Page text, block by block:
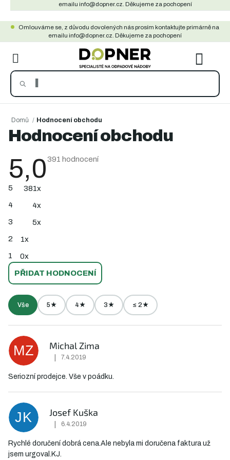
obsah
emailu info@dopner.cz. Děkujeme za pochopení
Omlouváme se, z důvodu dovolených nás prosím kontaktujte primárně na
emailu info@dopner.cz. Děkujeme za pochopení
KOŠÍK
Domů / Hodnocení obchodu
Hodnocení obchodu
5,0Průměrné
391 hodnocení
5 381x
4 4x
3 5x
2 1x
1 0x
PŘIDAT HODNOCENÍ
Vše 5★ 4★ 3★ ≤ 2★
V
ý
p
s
o
d
n
o
MZ Michal Zima
Hodnocení obchodu je 5 z 5 hvězdiček.
7.4.2019
Seriozní prodejce. Vše v poádku.
JK Josef Kuška
Hodnocení obchodu je 5 z 5 hvězdiček.
6.4.2019
Rychlé doručení dobrá cena.Ale nebyla mi doručena faktura už
jsem urgoval.KJ.